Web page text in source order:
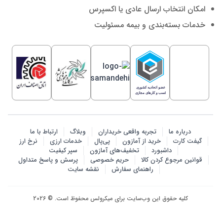
امکان انتخاب ارسال عادی یا اکسپرس
خدمات بسته‌بندی و بیمه مسئولیت
درباره ما تجربه واقعی خریداران وبلاگ
ارتباط با ما
گیفت کارت
خرید از آمازون پی‌پال خدمات ارزی
نرخ ارز
داشبورد
تخفیف‌های آمازون
سپر کیفیت
قوانین مرجوع کردن کالا
حریم خصوصی
پرسش‌ و پاسخ متداول
راهنمای سفارش
نقشه سایت
کلیه حقوق این وب‌سایت برای میکرولس محفوظ است. © 2026